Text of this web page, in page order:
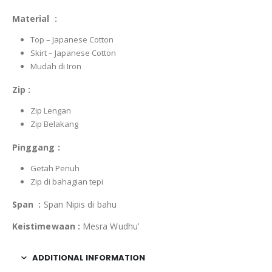
Material :
Top – Japanese Cotton
Skirt – Japanese Cotton
Mudah di Iron
Zip :
Zip Lengan
Zip Belakang
Pinggang :
Getah Penuh
Zip di bahagian tepi
Span : Span Nipis di bahu
Keistimewaan : Mesra Wudhu’
ADDITIONAL INFORMATION